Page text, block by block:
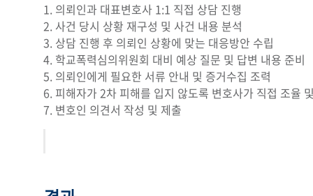
1. 의뢰인과 대표변호사 1:1 직접 상담 진행
2. 사건 당시 상황 재구성 및 사건 내용 분석
3. 상담 진행 후 의뢰인 상황에 맞는 대응방안 수립
4. 학교폭력심의위원회 대비 예상 질문 및 답변 내용 준비
5. 의뢰인에게 필요한 서류 안내 및 증거수집 조력
6. 피해자가 2차 피해를 입지 않도록 변호사가 직접 조율
7. 변호인 의견서 작성 및 제출